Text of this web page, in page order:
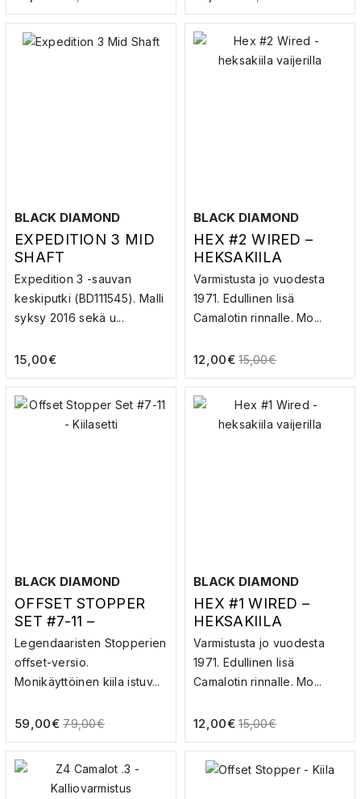
BLACK DIAMOND
EXPEDITION 3 MID
SHAFT
Expedition 3 -sauvan
keskiputki (BD111545). Malli
syksy 2016 sekä u...
15,00€
BLACK DIAMOND
HEX #2 WIRED –
HEKSAKIILA
VAIJERILLA
Varmistusta jo vuodesta
1971. Edullinen lisä
Camalotin rinnalle. Mo...
12,00€ 15,00€
BLACK DIAMOND
OFFSET STOPPER
SET #7-11 –
KIILASETTI
Legendaaristen Stopperien
offset-versio.
Monikäyttöinen kiila istuv...
59,00€ 79,00€
BLACK DIAMOND
HEX #1 WIRED –
HEKSAKIILA
VAIJERILLA
Varmistusta jo vuodesta
1971. Edullinen lisä
Camalotin rinnalle. Mo...
12,00€ 15,00€